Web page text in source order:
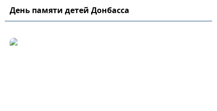
День памяти детей Донбасса